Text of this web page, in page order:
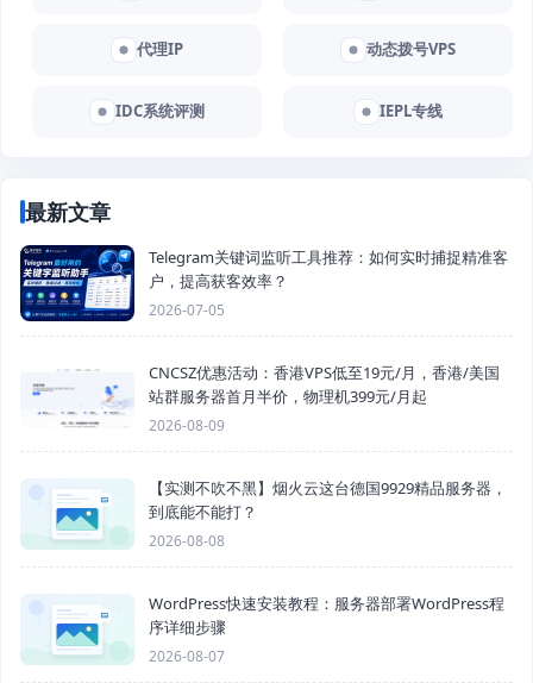
代理IP 动态拨号VPS
IDC系统评测 IEPL专线
最新文章
Telegram关键词监听工具推荐：如何实时捕捉精准客
户，提高获客效率？
2026-07-05
CNCSZ优惠活动：香港VPS低至19元/月，香港/美国
站群服务器首月半价，物理机399元/月起
2026-08-09
【实测不吹不黑】烟火云这台德国9929精品服务器，
到底能不能打？
2026-08-08
WordPress快速安装教程：服务器部署WordPress程
序详细步骤
2026-08-07